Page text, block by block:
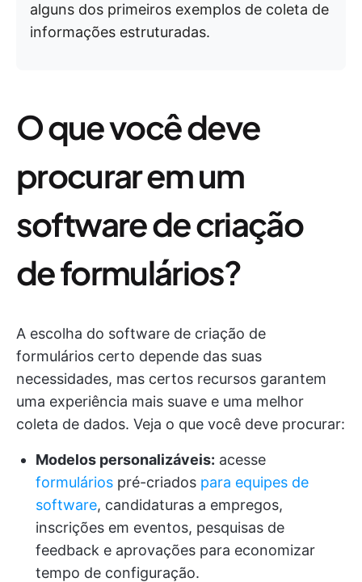
alguns dos primeiros exemplos de coleta de
informações estruturadas.
O que você deve
procurar em um
software de criação
de formulários?
A escolha do software de criação de
formulários certo depende das suas
necessidades, mas certos recursos garantem
uma experiência mais suave e uma melhor
coleta de dados. Veja o que você deve procurar:
Modelos personalizáveis: acesse
formulários pré-criados para equipes de
software, candidaturas a empregos,
inscrições em eventos, pesquisas de
feedback e aprovações para economizar
tempo de configuração.